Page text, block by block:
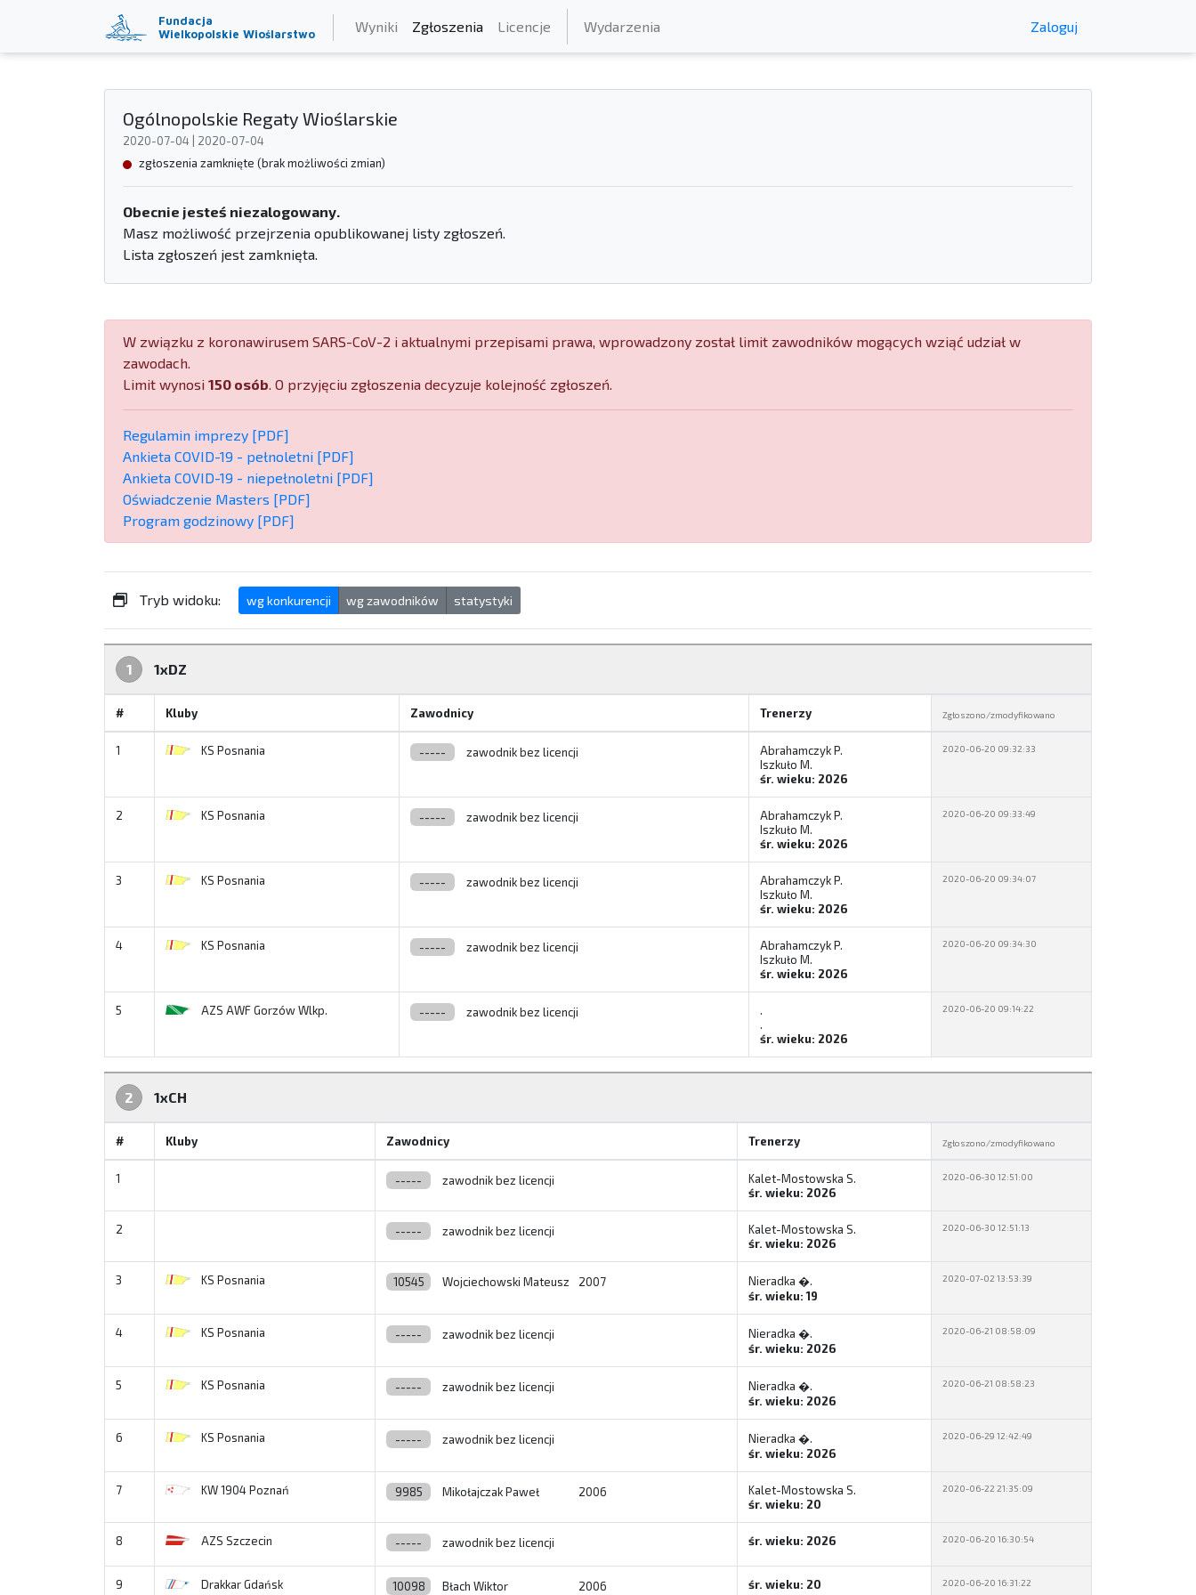
Fundacja
Wielkopolskie Wioślarstwo
Wyniki Zgłoszenia Licencje Wydarzenia Zaloguj
Ogólnopolskie Regaty Wioślarskie
2020-07-04 | 2020-07-04
zgłoszenia zamknięte (brak możliwości zmian)
Obecnie jesteś niezalogowany.
Masz możliwość przejrzenia opublikowanej listy zgłoszeń.
Lista zgłoszeń jest zamknięta.
W związku z koronawirusem SARS-CoV-2 i aktualnymi przepisami prawa, wprowadzony został limit zawodników mogących wziąć udział w
zawodach.
Limit wynosi 150 osób. O przyjęciu zgłoszenia decyzuje kolejność zgłoszeń.
Regulamin imprezy [PDF]
Ankieta COVID-19 - pełnoletni [PDF]
Ankieta COVID-19 - niepełnoletni [PDF]
Oświadczenie Masters [PDF]
Program godzinowy [PDF]
Tryb widoku: wg konkurencji wg zawodników statystyki
1 1xDZ
# Kluby Zawodnicy Trenerzy Zgłoszono/zmodyfikowano
1 KS Posnania ----- zawodnik bez licencji
Abrahamczyk P.
Iszkuło M.
śr. wieku: 2026
2020-06-20 09:32:33
2 KS Posnania ----- zawodnik bez licencji
Abrahamczyk P.
Iszkuło M.
śr. wieku: 2026
2020-06-20 09:33:49
3 KS Posnania ----- zawodnik bez licencji
Abrahamczyk P.
Iszkuło M.
śr. wieku: 2026
2020-06-20 09:34:07
4 KS Posnania ----- zawodnik bez licencji
Abrahamczyk P.
Iszkuło M.
śr. wieku: 2026
2020-06-20 09:34:30
5 AZS AWF Gorzów Wlkp. ----- zawodnik bez licencji
.
.
śr. wieku: 2026
2020-06-20 09:14:22
2 1xCH
# Kluby Zawodnicy Trenerzy Zgłoszono/zmodyfikowano
1 ----- zawodnik bez licencji
Kalet-Mostowska S.
śr. wieku: 2026
2020-06-30 12:51:00
2 ----- zawodnik bez licencji
Kalet-Mostowska S.
śr. wieku: 2026
2020-06-30 12:51:13
3 KS Posnania 10545 Wojciechowski Mateusz 2007
Nieradka �.
śr. wieku: 19
2020-07-02 13:53:39
4 KS Posnania ----- zawodnik bez licencji
Nieradka �.
śr. wieku: 2026
2020-06-21 08:58:09
5 KS Posnania ----- zawodnik bez licencji
Nieradka �.
śr. wieku: 2026
2020-06-21 08:58:23
6 KS Posnania ----- zawodnik bez licencji
Nieradka �.
śr. wieku: 2026
2020-06-29 12:42:49
7 KW 1904 Poznań 9985 Mikołajczak Paweł 2006
Kalet-Mostowska S.
śr. wieku: 20
2020-06-22 21:35:09
8 AZS Szczecin ----- zawodnik bez licencji śr. wieku: 2026 2020-06-20 16:30:54
9 Drakkar Gdańsk 10098 Błach Wiktor 2006 śr. wieku: 20 2020-06-20 16:31:22